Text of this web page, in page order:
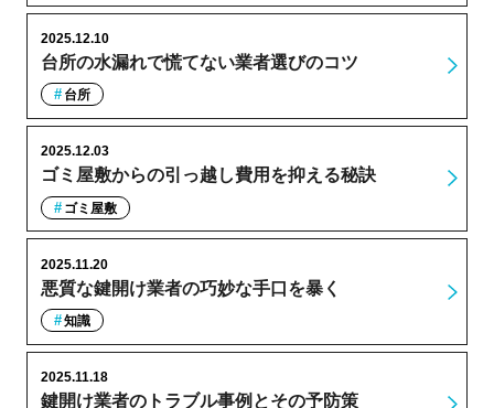
台所の水漏れで慌てない業者選びのコツ
2025.12.10
台所
ゴミ屋敷からの引っ越し費用を抑える秘訣
2025.12.03
ゴミ屋敷
悪質な鍵開け業者の巧妙な手口を暴く
2025.11.20
知識
鍵開け業者のトラブル事例とその予防策
2025.11.18